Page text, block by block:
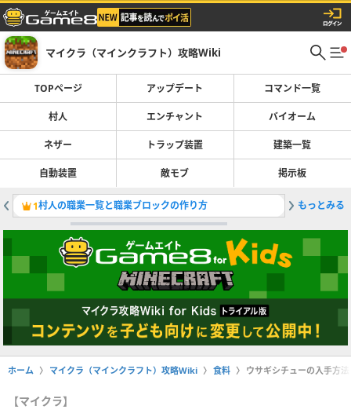
マイクラ（マインクラフト）攻略Wiki
TOPページ アップデート コマンド一覧
村人 エンチャント バイオーム
ネザー トラップ装置 建築一覧
自動装置 敵モブ 掲示板
1村人の職業一覧と職業ブロックの作り方 2ブラン
もっとみる
ホーム マイクラ（マインクラフト）攻略Wiki 食料 ウサギシチューの入手方
【マイクラ】